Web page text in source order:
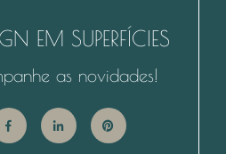
EM SUPERFÍCIES
as novidades!